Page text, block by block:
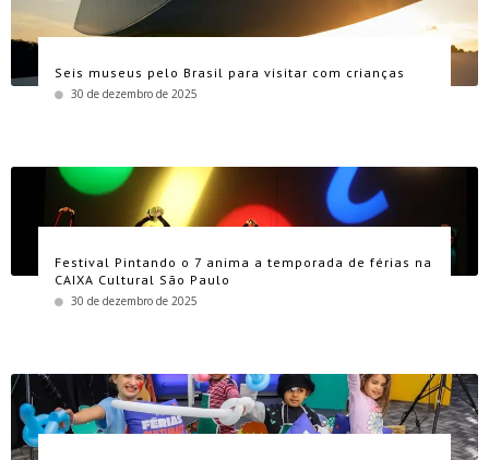
Seis museus pelo Brasil para visitar com crianças
30 de dezembro de 2025
Festival Pintando o 7 anima a temporada de férias na
CAIXA Cultural São Paulo
30 de dezembro de 2025